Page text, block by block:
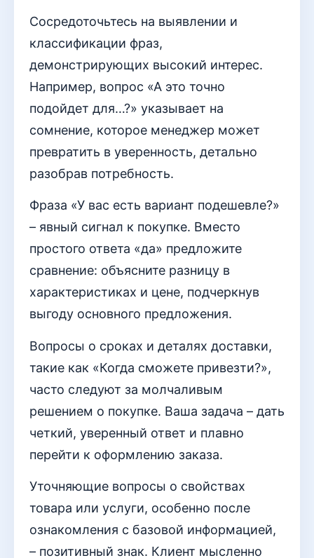
Сосредоточьтесь на выявлении и
классификации фраз,
демонстрирующих высокий интерес.
Например, вопрос «А это точно
подойдет для…?» указывает на
сомнение, которое менеджер может
превратить в уверенность, детально
разобрав потребность.
Фраза «У вас есть вариант подешевле?»
– явный сигнал к покупке. Вместо
простого ответа «да» предложите
сравнение: объясните разницу в
характеристиках и цене, подчеркнув
выгоду основного предложения.
Вопросы о сроках и деталях доставки,
такие как «Когда сможете привезти?»,
часто следуют за молчаливым
решением о покупке. Ваша задача – дать
четкий, уверенный ответ и плавно
перейти к оформлению заказа.
Уточняющие вопросы о свойствах
товара или услуги, особенно после
ознакомления с базовой информацией,
– позитивный знак. Клиент мысленно